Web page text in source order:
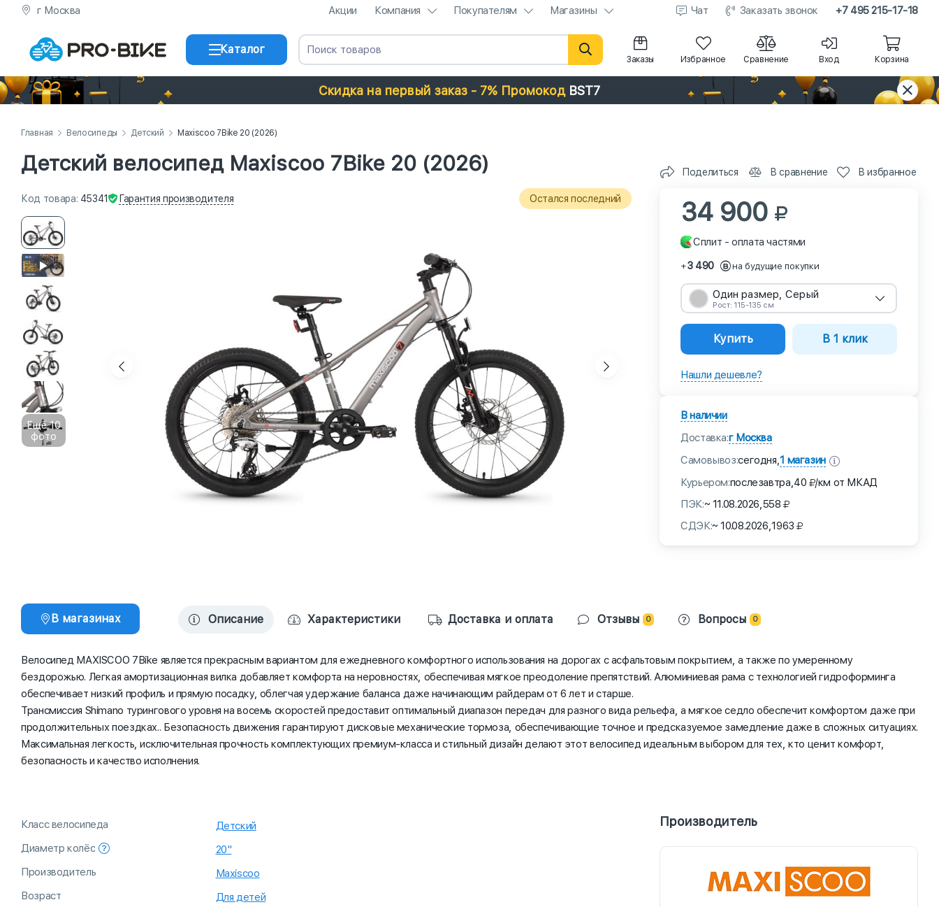
г Москва Акции Компания Покупателям Магазины Чат Заказать звонок +7 495 215-17-18
Каталог
Заказы Избранное Сравнение Вход Корзина
Скидка на первый заказ - 7% Промокод BST7
Главная Велосипеды Детский Maxiscoo 7Bike 20 (2026)
Детский велосипед Maxiscoo 7Bike 20 (2026) Поделиться В сравнение В избранное
Код товара: 45341 Гарантия производителя Остался последний
Ещё 10
фото
34 900
Сплит - оплата частями
+3 490 на будущие покупки
Один размер, Серый
Рост: 115-135 см
Купить В 1 клик
Нашли дешевле?
В наличии
Доставка:г Москва
Самовывоз:сегодня,1 магазин
Курьером:послезавтра, 40
/км от МКАД
ПЭК:~ 11.08.2026, 558
СДЭК:~ 10.08.2026,1963
В магазинах Описание Характеристики Доставка и оплата Отзывы 0 Вопросы 0
Велосипед MAXISCOO 7Bike является прекрасным вариантом для ежедневного комфортного использования на дорогах с асфальтовым покрытием, а также по умеренному
бездорожью. Легкая амортизационная вилка добавляет комфорта на неровностях, обеспечивая мягкое преодоление препятствий. Алюминиевая рама с технологией гидроформинга
обеспечивает низкий профиль и прямую посадку, облегчая удержание баланса даже начинающим райдерам от 6 лет и старше.
Трансмиссия Shimano турингового уровня на восемь скоростей предоставит оптимальный диапазон передач для разного вида рельефа, а мягкое седло обеспечит комфортом даже при
продолжительных поездках.. Безопасность движения гарантируют дисковые механические тормоза, обеспечивающие точное и предсказуемое замедление даже в сложных ситуациях.
Максимальная легкость, исключительная прочность комплектующих премиум-класса и стильный дизайн делают этот велосипед идеальным выбором для тех, кто ценит комфорт,
безопасность и качество исполнения.
Класс велосипеда
Детский
Диаметр колёс
20"
Производитель
Maxiscoo
Возраст
Для детей
Производитель